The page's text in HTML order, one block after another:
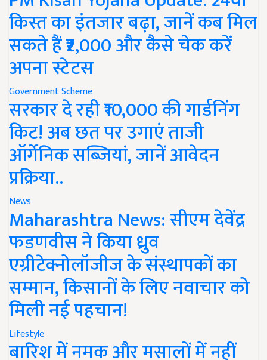
किस्त का इंतजार बढ़ा, जानें कब मिल
सकते हैं ₹2,000 और कैसे चेक करें
अपना स्टेटस
Government Scheme
सरकार दे रही ₹10,000 की गार्डनिंग
किट! अब छत पर उगाएं ताजी
ऑर्गेनिक सब्जियां, जानें आवेदन
प्रक्रिया..
News
Maharashtra News: सीएम देवेंद्र
फडणवीस ने किया ध्रुव
एग्रीटेक्नोलॉजीज के संस्थापकों का
सम्मान, किसानों के लिए नवाचार को
मिली नई पहचान!
Lifestyle
बारिश में नमक और मसालों में नहीं